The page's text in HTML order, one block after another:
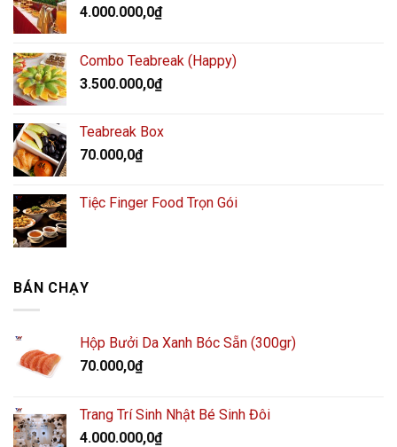
4.000.000,0₫
Combo Teabreak (Happy)
3.500.000,0₫
Teabreak Box
70.000,0₫
Tiệc Finger Food Trọn Gói
BÁN CHẠY
Hộp Bưởi Da Xanh Bóc Sẵn (300gr)
70.000,0₫
Trang Trí Sinh Nhật Bé Sinh Đôi
4.000.000,0₫